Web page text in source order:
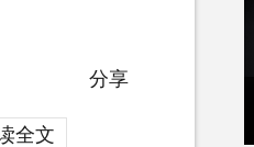
分享
全文